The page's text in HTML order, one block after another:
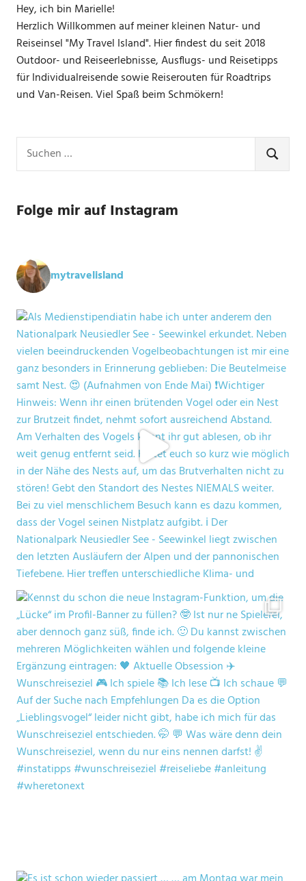
Hey, ich bin Marielle!
Herzlich Willkommen auf meiner kleinen Natur- und
Reiseinsel "My Travel Island". Hier findest du seit 2018
Outdoor- und Reiseerlebnisse, Ausflugs- und Reisetipps
für Individualreisende sowie Reiserouten für Roadtrips
und Van-Reisen. Viel Spaß beim Schmökern!
nach:
SUCHEN
Folge mir auf Instagram
mytravelisland